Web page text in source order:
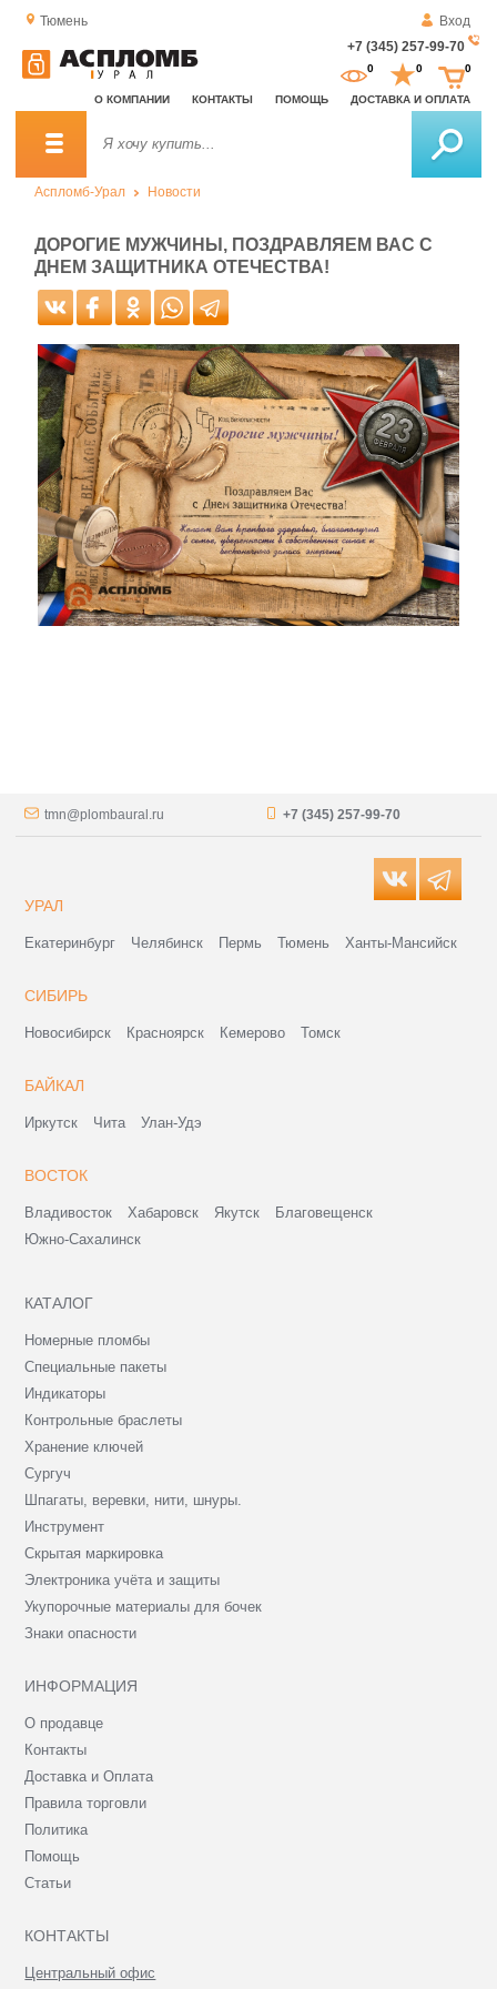
Тюмень
Вход
+7 (345) 257-99-70
О КОМПАНИИ КОНТАКТЫ ПОМОЩЬ ДОСТАВКА И ОПЛАТА
0 0 0
Аспломб-Урал Новости
ДОРОГИЕ МУЖЧИНЫ, ПОЗДРАВЛЯЕМ ВАС С
ДНЕМ ЗАЩИТНИКА ОТЕЧЕСТВА!
tmn@plombaural.ru +7 (345) 257-99-70
УРАЛ
Екатеринбург Челябинск Пермь Тюмень Ханты-Мансийск
СИБИРЬ
Новосибирск Красноярск Кемерово Томск
БАЙКАЛ
Иркутск Чита Улан-Удэ
ВОСТОК
Владивосток Хабаровск Якутск
Благовещенск
Южно-Сахалинск
КАТАЛОГ
Номерные пломбы
Специальные пакеты
Индикаторы
Контрольные браслеты
Хранение ключей
Сургуч
Шпагаты, веревки, нити, шнуры.
Инструмент
Скрытая маркировка
Электроника учёта и защиты
Укупорочные материалы для бочек
Знаки опасности
ИНФОРМАЦИЯ
О продавце
Контакты
Доставка и Оплата
Правила торговли
Политика
Помощь
Статьи
КОНТАКТЫ
Центральный офис